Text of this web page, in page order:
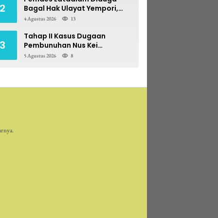
2
Bagal Hak Ulayat Yempori,
Prona BPN Terseret Bara
4 Agustus 2026 13
3
Tahap II Kasus Dugaan
Pembunuhan Nus Kei
Dilimpahkan ke PN Ambon
5 Agustus 2026 8